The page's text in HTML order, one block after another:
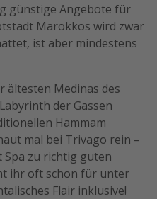
günstige Angebote für
Marokkos wird zwar
ist aber mindestens
ältesten Medinas des
der Gassen
Hammam
mal bei Trivago rein –
Spa zu richtig guten
ihr oft schon für unter
Flair inklusive!